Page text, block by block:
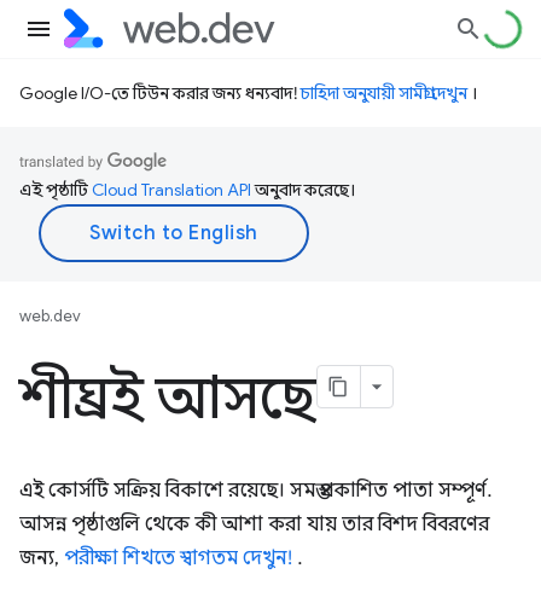
Google I/O-তে টিউন করার জন্য ধন্যবাদ!চাহিদা অনুযায়ী সামগ্রী দেখুন।
এই পৃষ্ঠাটিCloud Translation APIঅনুবাদ করেছে।
web.dev
শীঘ্রই আসছে
এই কোর্সটি সক্রিয় বিকাশে রয়েছে। সমস্ত প্রকাশিত পাতা সম্পূর্ণ.
আসন্ন পৃষ্ঠাগুলি থেকে কী আশা করা যায় তার বিশদ বিবরণের
জন্য, পরীক্ষা শিখতে স্বাগতম দেখুন! .